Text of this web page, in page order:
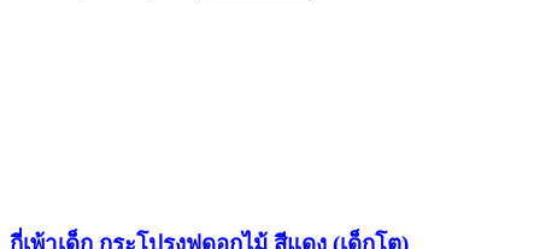
กี่เพ้าเด็ก กระโปรงฟูดอกไม้ สีแดง (เด็กโต)